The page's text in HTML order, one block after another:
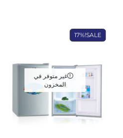
SALE!
17%
غير متوفر في
المخزون